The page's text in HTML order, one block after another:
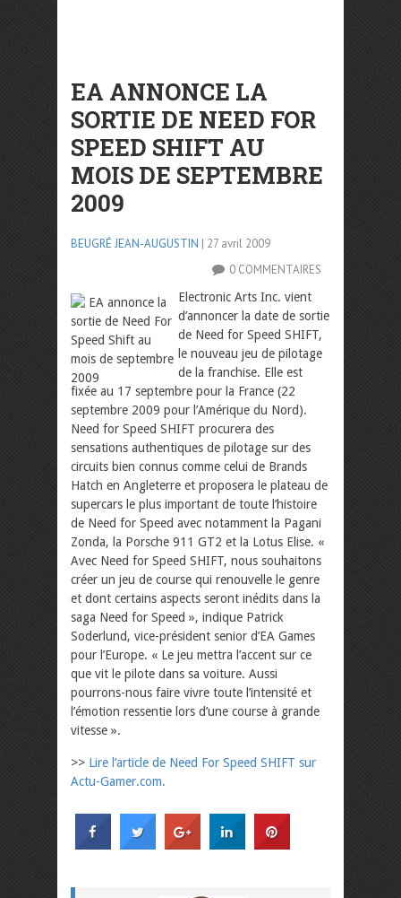
EA ANNONCE LA
SORTIE DE NEED FOR
SPEED SHIFT AU
MOIS DE SEPTEMBRE
2009
BEUGRÉ JEAN-AUGUSTIN | 27 avril 2009
0 COMMENTAIRES
Electronic Arts Inc. vient
d’annoncer la date de sortie
de Need for Speed SHIFT,
le nouveau jeu de pilotage
de la franchise. Elle est
fixée au 17 septembre pour la France (22
septembre 2009 pour l’Amérique du Nord).
Need for Speed SHIFT procurera des
sensations authentiques de pilotage sur des
circuits bien connus comme celui de Brands
Hatch en Angleterre et proposera le plateau de
supercars le plus important de toute l’histoire
de Need for Speed avec notamment la Pagani
Zonda, la Porsche 911 GT2 et la Lotus Elise. «
Avec Need for Speed SHIFT, nous souhaitons
créer un jeu de course qui renouvelle le genre
et dont certains aspects seront inédits dans la
saga Need for Speed », indique Patrick
Soderlund, vice-président senior d’EA Games
pour l’Europe. « Le jeu mettra l’accent sur ce
que vit le pilote dans sa voiture. Aussi
pourrons-nous faire vivre toute l’intensité et
l’émotion ressentie lors d’une course à grande
vitesse ».
>> Lire l’article de Need For Speed SHIFT sur
Actu-Gamer.com.